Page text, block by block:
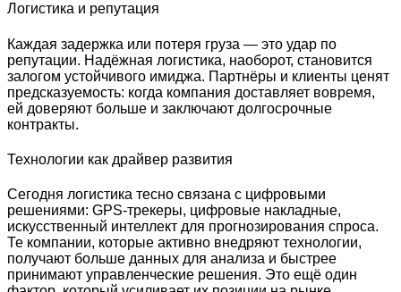
Логистика и репутация
Каждая задержка или потеря груза — это удар по
репутации. Надёжная логистика, наоборот, становится
залогом устойчивого имиджа. Партнёры и клиенты ценят
предсказуемость: когда компания доставляет вовремя,
ей доверяют больше и заключают долгосрочные
контракты.
Технологии как драйвер развития
Сегодня логистика тесно связана с цифровыми
решениями: GPS-трекеры, цифровые накладные,
искусственный интеллект для прогнозирования спроса.
Те компании, которые активно внедряют технологии,
получают больше данных для анализа и быстрее
принимают управленческие решения. Это ещё один